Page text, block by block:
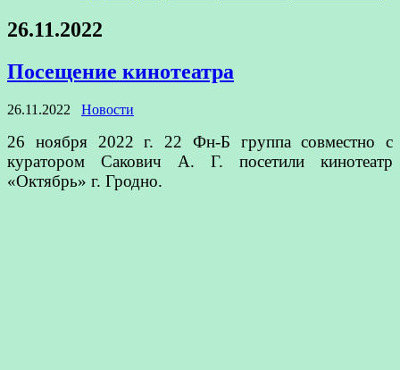
26.11.2022
Посещение кинотеатра
26.11.2022 Новости
26 ноября 2022 г. 22 Фн-Б группа совместно с
куратором Сакович А. Г. посетили кинотеатр
«Октябрь» г. Гродно.